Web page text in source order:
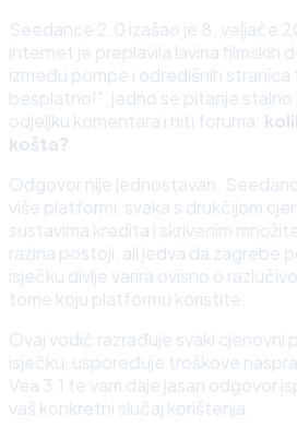
Seedance 2.0 izašao je 8. veljače
internet je preplavila lavina filmskih
između pompe i odredišnih stranica
besplatno!", jedno se pitanje stalno
odjeljku komentara i niti foruma:
košta?
Odgovor nije jednostavan.
više platformi, svaka s drukčijom
sustavima kredita i skrivenim
razina postoji, ali jedva da zagrebe
isječku divlje varira ovisno o
tome koju platformu koristite.
Ovaj vodič razrađuje svaki cjenovni
isječku, uspoređuje troškove
Vea 3.1 te vam daje jasan odgovor
vaš konkretni slučaj korištenja.